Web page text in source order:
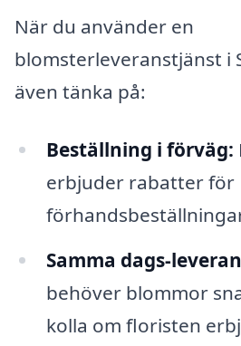
När du använder en
blomsterleveranstjänst i
även tänka på:
Beställning i förväg:
erbjuder rabatter för
Samma dags-
behöver blommor
kolla om floristen